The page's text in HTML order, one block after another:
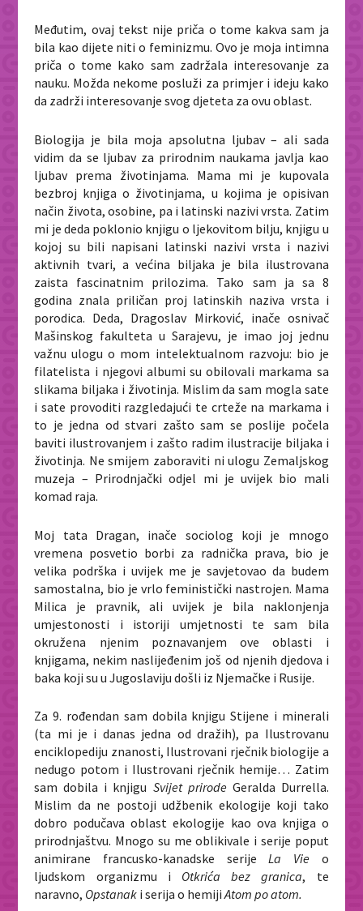
Međutim, ovaj tekst nije priča o tome kakva sam ja
bila kao dijete niti o feminizmu. Ovo je moja intimna
priča o tome kako sam zadržala interesovanje za
nauku. Možda nekome posluži za primjer i ideju kako
da zadrži interesovanje svog djeteta za ovu oblast.
Biologija je bila moja apsolutna ljubav – ali sada
vidim da se ljubav za prirodnim naukama javlja kao
ljubav prema životinjama. Mama mi je kupovala
bezbroj knjiga o životinjama, u kojima je opisivan
način života, osobine, pa i latinski nazivi vrsta. Zatim
mi je deda poklonio knjigu o ljekovitom bilju, knjigu u
kojoj su bili napisani latinski nazivi vrsta i nazivi
aktivnih tvari, a većina biljaka je bila ilustrovana
zaista fascinatnim prilozima. Tako sam ja sa 8
godina znala priličan proj latinskih naziva vrsta i
porodica. Deda, Dragoslav Mirković, inače osnivač
Mašinskog fakulteta u Sarajevu, je imao joj jednu
važnu ulogu o mom intelektualnom razvoju: bio je
filatelista i njegovi albumi su obilovali markama sa
slikama biljaka i životinja. Mislim da sam mogla sate
i sate provoditi razgledajući te crteže na markama i
to je jedna od stvari zašto sam se poslije počela
baviti ilustrovanjem i zašto radim ilustracije biljaka i
životinja. Ne smijem zaboraviti ni ulogu Zemaljskog
muzeja – Prirodnjački odjel mi je uvijek bio mali
komad raja.
Moj tata Dragan, inače sociolog koji je mnogo
vremena posvetio borbi za radnička prava, bio je
velika podrška i uvijek me je savjetovao da budem
samostalna, bio je vrlo feministički nastrojen. Mama
Milica je pravnik, ali uvijek je bila naklonjenja
umjestonosti i istoriji umjetnosti te sam bila
okružena njenim poznavanjem ove oblasti i
knjigama, nekim naslijeđenim još od njenih djedova i
baka koji su u Jugoslaviju došli iz Njemačke i Rusije.
Za 9. rođendan sam dobila knjigu Stijene i minerali
(ta mi je i danas jedna od dražih), pa Ilustrovanu
enciklopediju znanosti, Ilustrovani rječnik biologije a
nedugo potom i Ilustrovani rječnik hemije… Zatim
sam dobila i knjigu Svijet prirodeGeralda Durrella.
Mislim da ne postoji udžbenik ekologije koji tako
dobro podučava oblast ekologije kao ova knjiga o
prirodnjaštvu. Mnogo su me oblikivale i serije poput
animirane francusko-kanadske serijeLa Vieo
ljudskom organizmu i Otkrića bez granica, te
naravno, Opstanak i serija o hemijiAtom po atom.